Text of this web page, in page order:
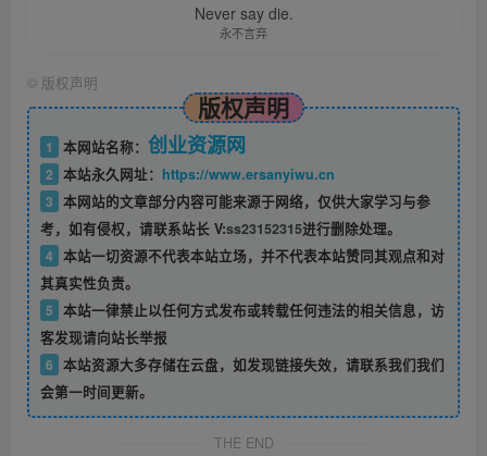
Never say die.
永不言弃
© 版权声明
版权声明
1 本网站名称： 创业资源网
2 本站永久网址： https://www.ersanyiwu.cn
3 本网站的文章部分内容可能来源于网络，仅供大家学习与参
考，如有侵权，请联系站长 V:ss23152315进行删除处理。
4 本站一切资源不代表本站立场，并不代表本站赞同其观点和对
其真实性负责。
5 本站一律禁止以任何方式发布或转载任何违法的相关信息，访
客发现请向站长举报
6 本站资源大多存储在云盘，如发现链接失效，请联系我们我们
会第一时间更新。
THE END